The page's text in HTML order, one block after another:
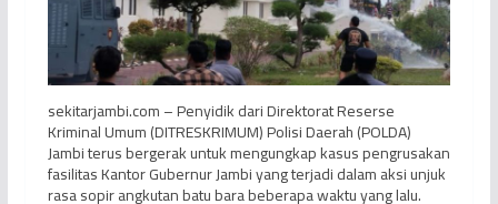
sekitarjambi.com – Penyidik dari Direktorat Reserse
Kriminal Umum (DITRESKRIMUM) Polisi Daerah (POLDA)
Jambi terus bergerak untuk mengungkap kasus pengrusakan
fasilitas Kantor Gubernur Jambi yang terjadi dalam aksi unjuk
rasa sopir angkutan batu bara beberapa waktu yang lalu.